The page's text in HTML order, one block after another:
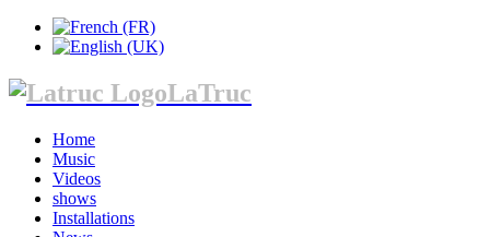
LaTruc
Home
Music
Videos
shows
Installations